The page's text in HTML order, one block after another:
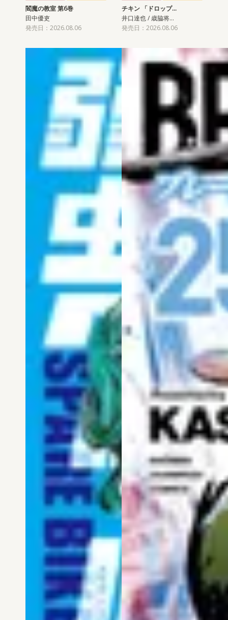
閻魔の教室 第6巻
田中優吏
発売日：2026.08.06
チキン 「ドロップ…
井口達也 / 歳脇将…
発売日：2026.08.06